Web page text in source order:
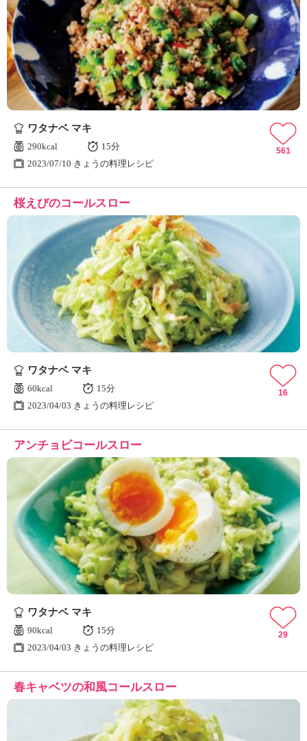
ワタナベ マキ
290kcal
15分
2023/07/10 きょうの料理レシピ
561
桜えびのコールスロー
ワタナベ マキ
60kcal
15分
2023/04/03 きょうの料理レシピ
16
アンチョビコールスロー
ワタナベ マキ
90kcal
15分
2023/04/03 きょうの料理レシピ
29
春キャベツの和風コールスロー